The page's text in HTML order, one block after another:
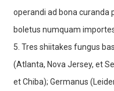
operandi ad bona curanda
boletus numquam
5. Tres shiitakes fungus
(Atlanta, Nova Jersey, et
et Chiba); Germanus